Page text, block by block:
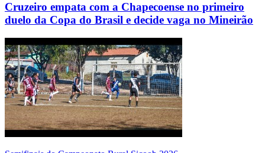
Cruzeiro empata com a Chapecoense no primeiro
duelo da Copa do Brasil e decide vaga no Mineirão